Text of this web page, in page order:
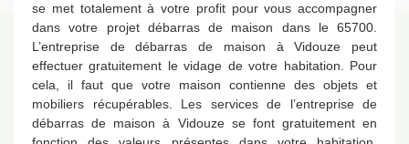
se met totalement à votre profit pour vous accompagner
dans votre projet débarras de maison dans le 65700.
L’entreprise de débarras de maison à Vidouze peut
effectuer gratuitement le vidage de votre habitation. Pour
cela, il faut que votre maison contienne des objets et
mobiliers récupérables. Les services de l’entreprise de
débarras de maison à Vidouze se font gratuitement en